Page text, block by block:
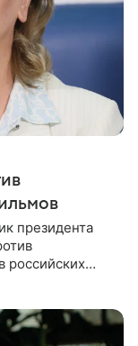
президента
российских